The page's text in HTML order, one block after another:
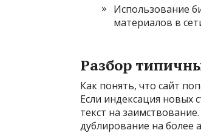
Использование
материалов в
Разбор
Как понять, что сайт
Если индексация новых
текст на
дублирование на более